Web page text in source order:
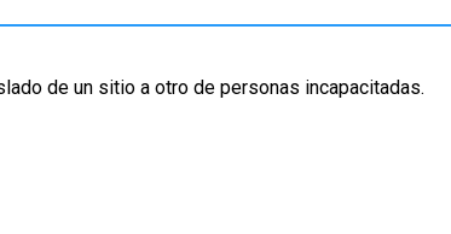
de un sitio a otro de personas incapacitadas.